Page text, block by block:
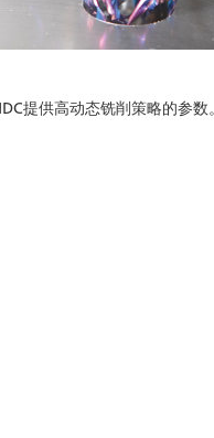
提供高动态铣削策略的参数。